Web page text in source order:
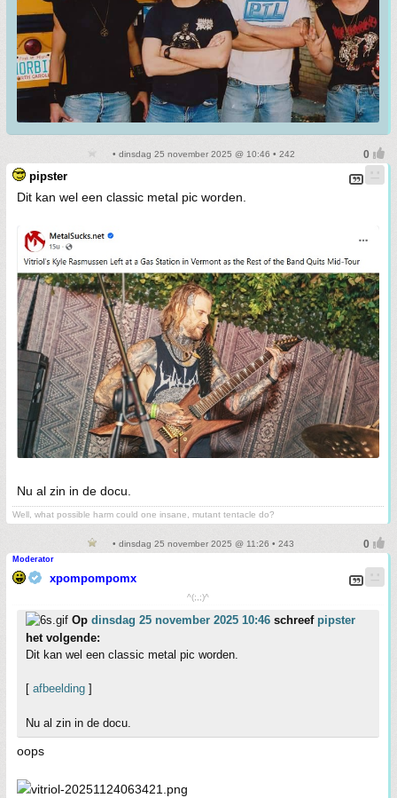
• dinsdag 25 november 2025 @ 10:46 • 242
pipster
Dit kan wel een classic metal pic worden.
Nu al zin in de docu.
Well, what possible harm could one insane, mutant tentacle do?
• dinsdag 25 november 2025 @ 11:26 • 243
Moderator
xpompompomx
^(;,;)^
Op dinsdag 25 november 2025 10:46 schreef pipster
het volgende:
Dit kan wel een classic metal pic worden.
[ afbeelding ]
Nu al zin in de docu.
oops